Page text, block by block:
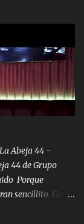
por eso hay
los deberes
tengo gente
7 arreglan
NOS HACE
FUE UN
SIEMPRE
Es el DOS de
Abeja 44 -
44 de Grupo
Porque
sencillito Con